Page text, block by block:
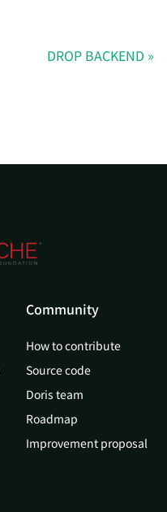
DROP BACKEND
Community
How to contribute
Source code
Doris team
Roadmap
Improvement proposal